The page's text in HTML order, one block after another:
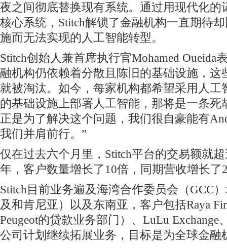
夜之间彻底替换现有系统。通过用现代化的
核心系统，Stitch解锁了金融机构一直期待
施而无法实现的人工智能转型。
Stitch创始人兼首席执行官Mohamed Oueida
融机构仍依赖着分散且陈旧的基础设施，这
就被淘汰。如今，每家机构都希望采用人工
的基础设施上部署人工智能，那将是一条死
正是为了解决这个问题，我们很自豪能有
我们并肩前行。”
仅在过去六个月里，Stitch平台的交易额就
年，客户数量增长了10倍，同期营收增长了
Stitch目前业务遍及海湾合作委员会（GCC
及和肯尼亚）以及东南亚，客户包括Raya
Peugeot的贷款业务部门）、LuLu Exchange
公司计划继续拓展业务，目标是为全球金融